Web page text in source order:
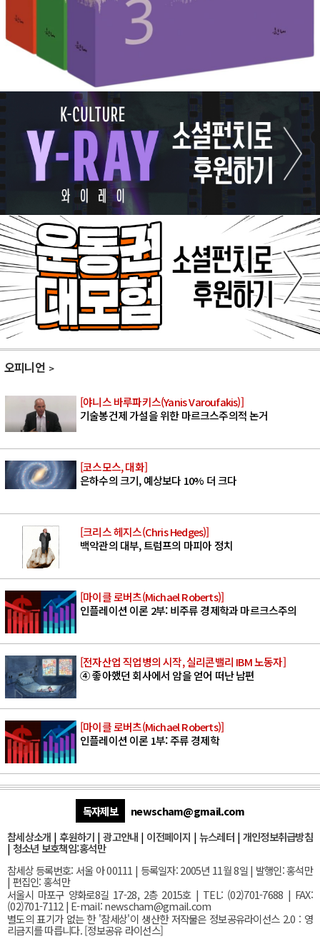
오피니언
[야니스 바루파키스(Yanis Varoufakis)]
기술봉건제 가설을 위한 마르크스주의적 논거
[코스모스, 대화]
은하수의 크기, 예상보다 10% 더 크다
[크리스 헤지스(Chris Hedges)]
백악관의 대부, 트럼프의 마피아 정치
[마이클 로버츠(Michael Roberts)]
인플레이션 이론 2부: 비주류 경제학과 마르크스주의
[전자산업 직업병의 시작, 실리콘밸리 IBM 노동자]
④ 좋아했던 회사에서 암을 얻어 떠난 남편
[마이클 로버츠(Michael Roberts)]
인플레이션 이론 1부: 주류 경제학
독자제보
newscham@gmail.com
참세상소개 | 후원하기 |광고안내 | 이전페이지 | 뉴스레터| 개인정보취급방침
| 청소년 보호책임:홍석만
참세상 등록번호: 서울 아 00111 | 등록일자: 2005년 11월 8일 | 발행인: 홍석만
| 편집인: 홍석만
서울시 마포구 양화로8길 17-28, 2층 2015호| TEL: (02)701-7688 | FAX:
(02)701-7112 | E-mail:newscham@gmail.com
별도의 표기가 없는 한 '참세상'이 생산한 저작물은 정보공유라이선스 2.0 : 영
리금지를 따릅니다. [정보공유 라이선스]